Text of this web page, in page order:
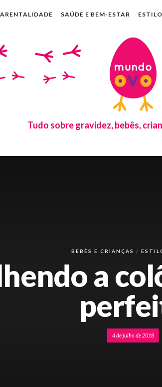
SAÚDE E BEM-ESTAR
Tudo sobre gravidez, bebês,
BEBÊS E CRIANÇAS
a
4 de julho de 2018